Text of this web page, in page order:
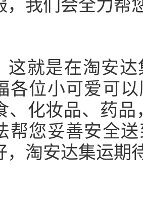
，我们会全力帮
这就是在淘安
各位小可爱可
、化妆品、药
帮您妥善安全
，淘安达集运期